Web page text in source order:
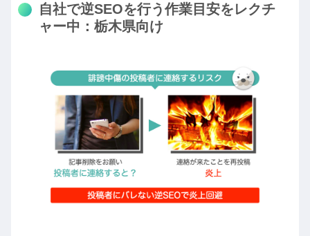
自社で逆SEOを行う作業目安をレクチ
ャー中：栃木県向け